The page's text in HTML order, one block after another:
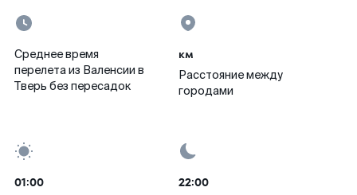
Среднее время
перелета из Валенсии в
Тверь без пересадок
км
Расстояние между
городами
01:00 22:00